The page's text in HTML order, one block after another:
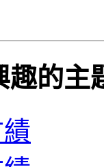
趣的主